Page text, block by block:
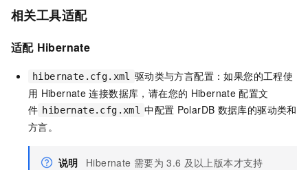
相关工具适配
适配 Hibernate
hibernate.cfg.xml
驱动类与方言配置：如果您的工程使
用 Hibernate 连接数据库，请在您的 Hibernate 配置文
件 hibernate.cfg.xml 中配置 PolarDB 数据库的驱动类和
方言。
说明 Hibernate 需要为 3.6 及以上版本才支持